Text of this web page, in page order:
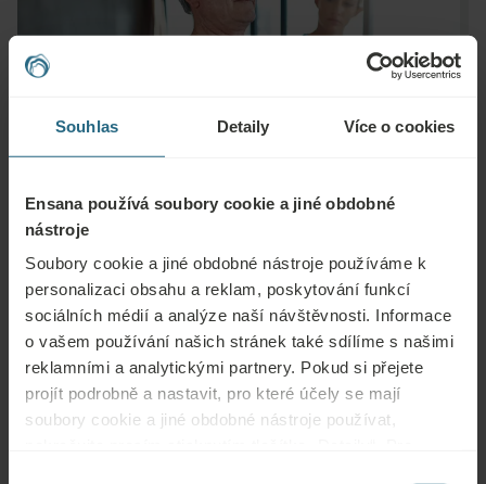
Souhlas Detaily Více o cookies
Ensana používá soubory cookie a jiné obdobné
nástroje
Soubory cookie a jiné obdobné nástroje používáme k
personalizaci obsahu a reklam, poskytování funkcí
sociálních médií a analýze naší návštěvnosti. Informace
o vašem používání našich stránek také sdílíme s našimi
reklamními a analytickými partnery. Pokud si přejete
projít podrobně a nastavit, pro které účely se mají
soubory cookie a jiné obdobné nástroje používat,
Otázky
Obraťte se na nás s jakýmikoli dotazy ohledně našich hotelů Ensana nebo
služeb. Otázky a odpovědi týkající se našeho věrnostního programu
naleznete zde.